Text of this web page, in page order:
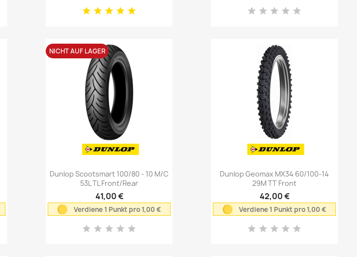
Vorschau
Dunlop Scootsmart 100/80 - 10 M/C
53L TL Front/Rear
41,00 €
Verdiene 1 Punkt pro 1,00 €
NICHT AUF LAGER
Vorschau
Dunlop Geomax MX34 60/100-14
29M TT Front
42,00 €
Verdiene 1 Punkt pro 1,00 €